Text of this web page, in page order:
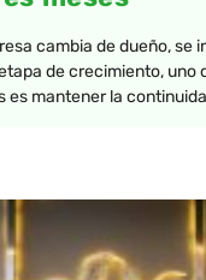
cambia de dueño, se
de crecimiento, uno
es mantener la